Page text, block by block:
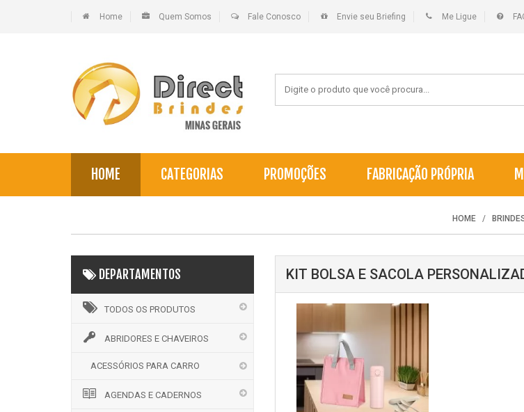
Home Quem Somos Fale Conosco Envie seu Briefing Me Ligue
HOME CATEGORIAS PROMOÇÕES FABRICAÇÃO PRÓPRIA
HOME
DEPARTAMENTOS
TODOS OS PRODUTOS
ABRIDORES E CHAVEIROS
ACESSÓRIOS PARA CARRO
AGENDAS E CADERNOS
KIT BOLSA E SACOLA